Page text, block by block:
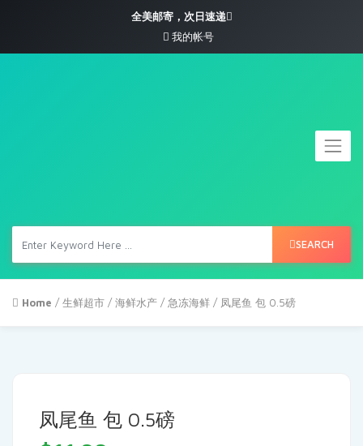
全美邮寄，次日速递
我的帐号
SEARCH
Home /生鲜超市 /海鲜水产 / 急冻海鲜 / 凤尾鱼 包 0.5磅
凤尾鱼 包 0.5磅